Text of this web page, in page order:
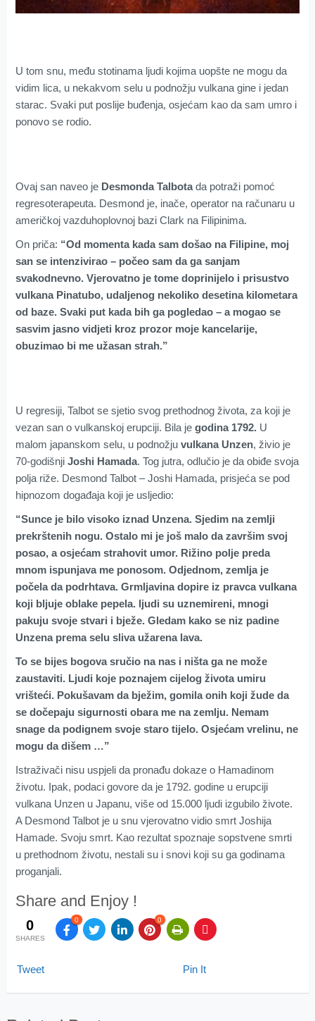
U tom snu, među stotinama ljudi kojima uopšte ne mogu da
vidim lica, u nekakvom selu u podnožju vulkana gine i jedan
starac. Svaki put poslije buđenja, osjećam kao da sam umro i
ponovo se rodio.
Ovaj san naveo je Desmonda Talbotada potraži pomoć
regresoterapeuta. Desmond je, inače, operator na računaru u
američkoj vazduhoplovnoj bazi Clark na Filipinima.
On priča: “Od momenta kada sam došao na Filipine, moj
san se intenzivirao – počeo sam da ga sanjam
svakodnevno. Vjerovatno je tome doprinijelo i prisustvo
vulkana Pinatubo, udaljenog nekoliko desetina kilometara
od baze. Svaki put kada bih ga pogledao – a mogao se
sasvim jasno vidjeti kroz prozor moje kancelarije,
obuzimao bi me užasan strah.”
U regresiji, Talbot se sjetio svog prethodnog života, za koji je
vezan san o vulkanskoj erupciji. Bila je godina 1792.U
malom japanskom selu, u podnožju vulkana Unzen, živio je
70-godišnji Joshi Hamada. Tog jutra, odlučio je da obiđe svoja
polja riže. Desmond Talbot – Joshi Hamada, prisjeća se pod
hipnozom događaja koji je usljedio:
“Sunce je bilo visoko iznad Unzena. Sjedim na zemlji
prekrštenih nogu. Ostalo mi je još malo da završim svoj
posao, a osjećam strahovit umor. Rižino polje preda
mnom ispunjava me ponosom. Odjednom, zemlja je
počela da podrhtava. Grmljavina dopire iz pravca vulkana
koji bljuje oblake pepela. ljudi su uznemireni, mnogi
pakuju svoje stvari i bježe. Gledam kako se niz padine
Unzena prema selu sliva užarena lava.
To se bijes bogova sručio na nas i ništa ga ne može
zaustaviti. Ljudi koje poznajem cijelog života umiru
vrišteći. Pokušavam da bježim, gomila onih koji žude da
se dočepaju sigurnosti obara me na zemlju. Nemam
snage da podignem svoje staro tijelo. Osjećam vrelinu, ne
mogu da dišem …”
Istraživači nisu uspjeli da pronađu dokaze o Hamadinom
životu. Ipak, podaci govore da je 1792. godine u erupciji
vulkana Unzen u Japanu, više od 15.000 ljudi izgubilo živote.
A Desmond Talbot je u snu vjerovatno vidio smrt Joshija
Hamade. Svoju smrt. Kao rezultat spoznaje sopstvene smrti
u prethodnom životu, nestali su i snovi koji su ga godinama
proganjali.
Share and Enjoy !
0
SHARES
0 0
Tweet Pin It